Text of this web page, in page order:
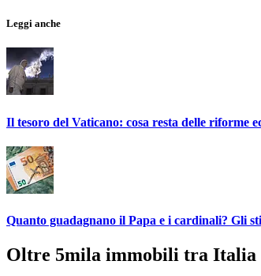
Leggi anche
Il tesoro del Vaticano: cosa resta delle riforme
Quanto guadagnano il Papa e i cardinali? Gli
Oltre 5mila immobili tra Italia